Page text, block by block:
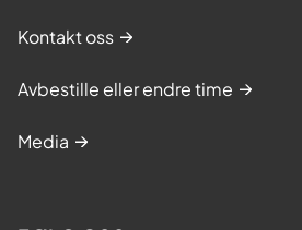
Kontakt oss
Avbestille eller endre time
Media